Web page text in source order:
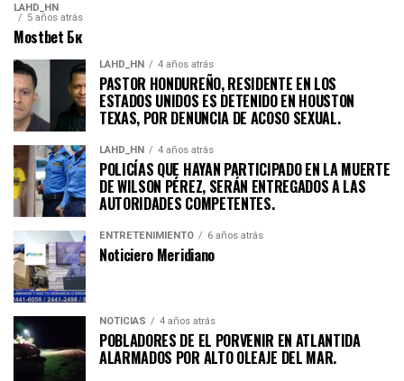
LAHD_HN
5 años atrás
Mostbet Бк
LAHD_HN 4 años atrás
PASTOR HONDUREÑO, RESIDENTE EN LOS
ESTADOS UNIDOS ES DETENIDO EN HOUSTON
TEXAS, POR DENUNCIA DE ACOSO SEXUAL.
LAHD_HN 4 años atrás
POLICÍAS QUE HAYAN PARTICIPADO EN LA MUERTE
DE WILSON PÉREZ, SERÁN ENTREGADOS A LAS
AUTORIDADES COMPETENTES.
ENTRETENIMIENTO 6 años atrás
Noticiero Meridiano
NOTICIAS 4 años atrás
POBLADORES DE EL PORVENIR EN ATLANTIDA
ALARMADOS POR ALTO OLEAJE DEL MAR.